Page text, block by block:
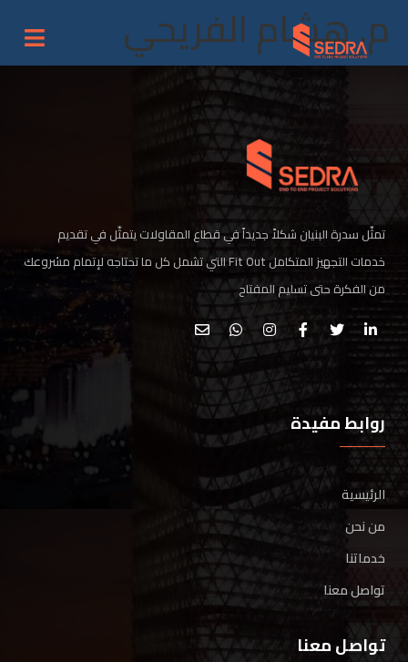
م. هشام الفريحي
تمثّل سدرة البنيان شكلاً جديداً في قطاع المقاولات يتمثّل في تقديم
خدمات التجهيز المتكامل Fit Out التي تشمل كل ما تحتاجه لإتمام مشروعك
من الفكرة حتى تسليم المفتاح
روابط مفيدة
الرئيسية
من نحن
خدماتنا
تواصل معنا
تواصل معنا